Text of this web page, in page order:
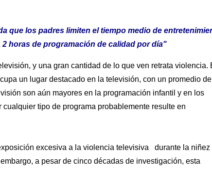
que los padres limiten el tiempo medio de
horas de programación de calidad por día"
y una gran cantidad de lo que ven retrata violencia.
un lugar destacado en la televisión, con un promedio
son aún mayores en la programación infantil y en los
tipo de programa probablemente resulte en
excesiva a la violencia televisiva durante la niñez
a pesar de cinco décadas de investigación, esta